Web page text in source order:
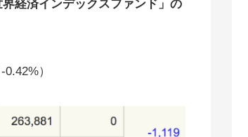
経済インデックスファンド」の
0.42%）